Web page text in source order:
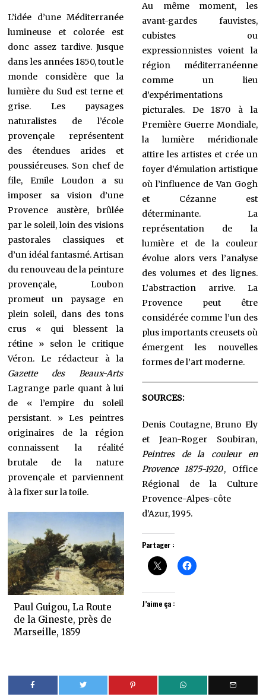
L’idée d’une Méditerranée
lumineuse et colorée est
donc assez tardive. Jusque
dans les années 1850, tout le
monde considère que la
lumière du Sud est terne et
grise. Les paysages
naturalistes de l’école
provençale représentent
des étendues arides et
poussiéreuses. Son chef de
file, Emile Loudon a su
imposer sa vision d’une
Provence austère, brûlée
par le soleil, loin des visions
pastorales classiques et
d’un idéal fantasmé. Artisan
du renouveau de la peinture
provençale, Loubon
promeut un paysage en
plein soleil, dans des tons
crus « qui blessent la
rétine » selon le critique
Véron. Le rédacteur à la
Gazette des Beaux-Arts
Lagrange parle quant à lui
de « l’empire du soleil
persistant. »Les peintres
originaires de la région
connaissent la réalité
brutale de la nature
provençale et parviennent
à la fixer sur la toile.
Paul Guigou, La Route
de la Gineste, près de
Marseille, 1859
Au même moment, les
avant-gardes fauvistes,
cubistes ou
expressionnistes voient la
région méditerranéenne
comme un lieu
d’expérimentations
picturales. De 1870 à la
Première Guerre Mondiale,
la lumière méridionale
attire les artistes et crée un
foyer d’émulation artistique
où l’influence de Van Gogh
et Cézanne est
déterminante. La
représentation de la
lumière et de la couleur
évolue alors vers l’analyse
des volumes et des lignes.
L’abstraction arrive. La
Provence peut être
considérée comme l’un des
plus importants creusets où
émergent les nouvelles
formes de l’art moderne.
SOURCES:
Denis Coutagne, Bruno Ely
et Jean-Roger Soubiran,
Peintres de la couleur en
Provence 1875-1920, Office
Régional de la Culture
Provence-Alpes-côte
d’Azur, 1995.
Partager :
J’aime ça :